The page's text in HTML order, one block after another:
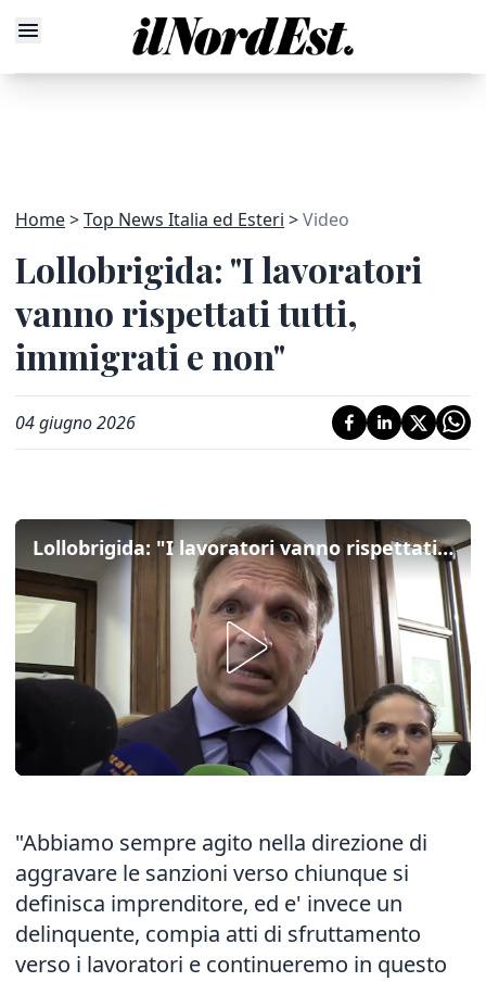
Home Top News Italia ed Esteri Video
Lollobrigida: "I lavoratori
vanno rispettati tutti,
immigrati e non"
04 giugno 2026
Lollobrigida: "I lavoratori vanno rispettati tutti, immigrati e non"
"Abbiamo sempre agito nella direzione di
aggravare le sanzioni verso chiunque si
definisca imprenditore, ed e' invece un
delinquente, compia atti di sfruttamento
verso i lavoratori e continueremo in questo